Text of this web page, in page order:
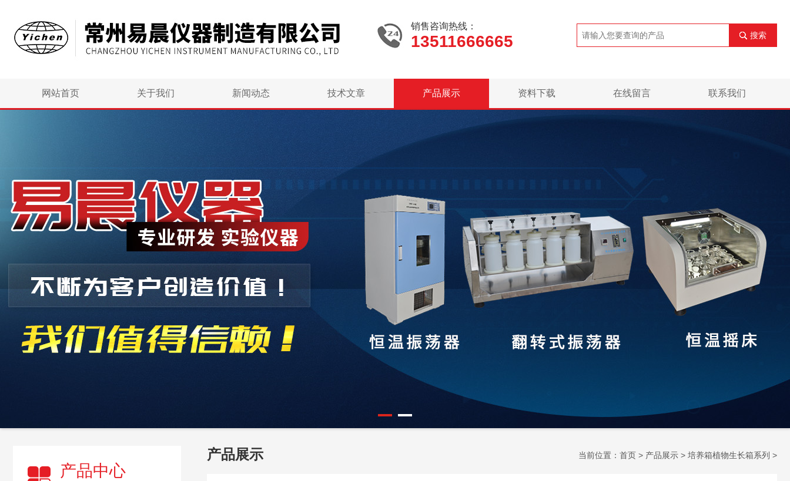
销售咨询热线：
13511666665 搜索
网站首页 关于我们 新闻动态 技术文章 产品展示 资料下载 在线留言 联系我们
产品中心
产品展示 当前位置： 首页 > 产品展示 > 培养箱植物生长箱系列 >